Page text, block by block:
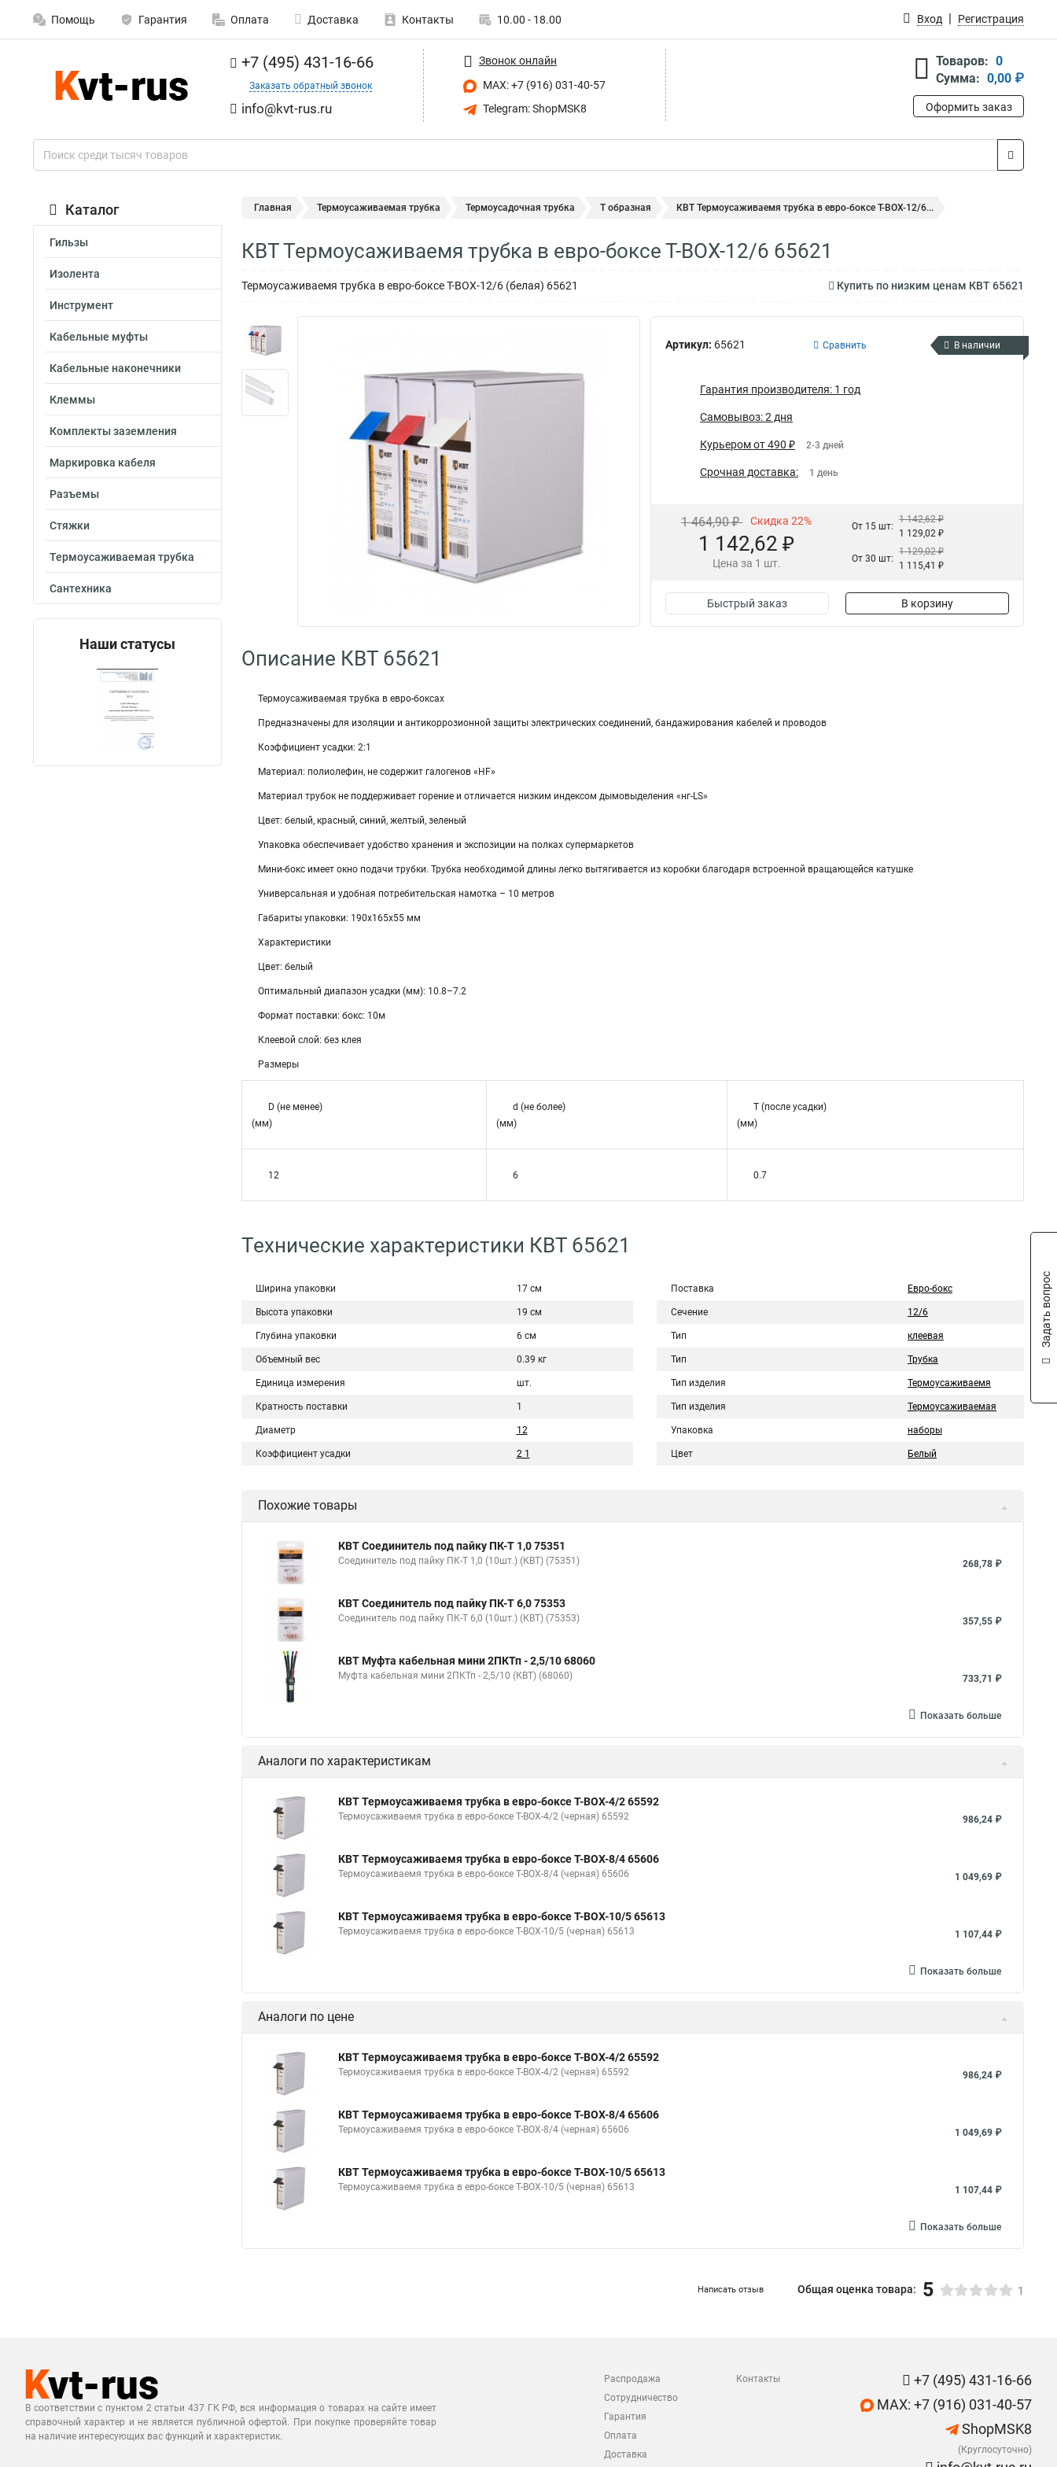
Помощь Гарантия Оплата Доставка Контакты 10.00 - 18.00 Вход Регистрация
+7 (495) 431-16-66
Заказать обратный звонок
info@kvt-rus.ru
Звонок онлайн
MAX: +7 (916) 031-40-57
Telegram: ShopMSK8
Товаров: 0
Сумма: 0,00 ₽
Оформить заказ
Каталог
Гильзы
Изолента
Инструмент
Кабельные муфты
Кабельные наконечники
Клеммы
Комплекты заземления
Маркировка кабеля
Разъемы
Стяжки
Термоусаживаемая трубка
Сантехника
Наши статусы
Главная Термоусаживаемая трубка Термоусадочная трубка Т образная КВТ Термоусаживаемя трубка в евро-боксе Т-BOX-12/6...
КВТ Термоусаживаемя трубка в евро-боксе Т-BOX-12/6 65621
Термоусаживаемя трубка в евро-боксе Т-BOX-12/6 (белая) 65621 Купить по низким ценам КВТ 65621
Артикул: 65621 Сравнить В наличии
Гарантия производителя: 1 год
Самовывоз: 2 дня
Курьером от 490 ₽ 2-3 дней
Срочная доставка: 1 день
1 464,90 ₽ Скидка 22%
1 142,62 ₽
Цена за 1 шт.
От 15 шт:
1 142,62 ₽
1 129,02 ₽
От 30 шт:
1 129,02 ₽
1 115,41 ₽
Быстрый заказ В корзину
Описание КВТ 65621
Термоусаживаемая трубка в евро-боксах
Предназначены для изоляции и антикоррозионной защиты электрических соединений, бандажирования кабелей и проводов
Коэффициент усадки: 2:1
Материал: полиолефин, не содержит галогенов «HF»
Материал трубок не поддерживает горение и отличается низким индексом дымовыделения «нг-LS»
Цвет: белый, красный, синий, желтый, зеленый
Упаковка обеспечивает удобство хранения и экспозиции на полках супермаркетов
Мини-бокс имеет окно подачи трубки. Трубка необходимой длины легко вытягивается из коробки благодаря встроенной вращающейся катушке
Универсальная и удобная потребительская намотка – 10 метров
Габариты упаковки: 190х165х55 мм
Характеристики
Цвет: белый
Оптимальный диапазон усадки (мм): 10.8–7.2
Формат поставки: бокс: 10м
Клеевой слой: без клея
Размеры
D (не менее)
(мм)
d (не более)
(мм)
T (после усадки)
(мм)
12 6 0.7
Технические характеристики КВТ 65621
Ширина упаковки 17 см
Высота упаковки 19 см
Глубина упаковки 6 см
Объемный вес 0.39 кг
Единица измерения шт.
Кратность поставки 1
Диаметр 12
Коэффициент усадки 2 1
Поставка Евро-бокс
Сечение 12/6
Тип клеевая
Тип Трубка
Тип изделия Термоусаживаемя
Тип изделия Термоусаживаемая
Упаковка наборы
Цвет Белый
Похожие товары
КВТ Соединитель под пайку ПК-Т 1,0 75351
Соединитель под пайку ПК-Т 1,0 (10шт.) (КВТ) (75351) 268,78 ₽
КВТ Соединитель под пайку ПК-Т 6,0 75353
Соединитель под пайку ПК-Т 6,0 (10шт.) (КВТ) (75353) 357,55 ₽
КВТ Муфта кабельная мини 2ПКТп - 2,5/10 68060
Муфта кабельная мини 2ПКТп - 2,5/10 (КВТ) (68060) 733,71 ₽
Показать больше
Аналоги по характеристикам
КВТ Термоусаживаемя трубка в евро-боксе Т-BOX-4/2 65592
Термоусаживаемя трубка в евро-боксе Т-BOX-4/2 (черная) 65592 986,24 ₽
КВТ Термоусаживаемя трубка в евро-боксе Т-BOX-8/4 65606
Термоусаживаемя трубка в евро-боксе Т-BOX-8/4 (черная) 65606 1 049,69 ₽
КВТ Термоусаживаемя трубка в евро-боксе Т-BOX-10/5 65613
Термоусаживаемя трубка в евро-боксе Т-BOX-10/5 (черная) 65613 1 107,44 ₽
Показать больше
Аналоги по цене
КВТ Термоусаживаемя трубка в евро-боксе Т-BOX-4/2 65592
Термоусаживаемя трубка в евро-боксе Т-BOX-4/2 (черная) 65592 986,24 ₽
КВТ Термоусаживаемя трубка в евро-боксе Т-BOX-8/4 65606
Термоусаживаемя трубка в евро-боксе Т-BOX-8/4 (черная) 65606 1 049,69 ₽
КВТ Термоусаживаемя трубка в евро-боксе Т-BOX-10/5 65613
Термоусаживаемя трубка в евро-боксе Т-BOX-10/5 (черная) 65613 1 107,44 ₽
Показать больше
Написать отзыв Общая оценка товара: 5 1
В соответствии с пунктом 2 статьи 437 ГК РФ, вся информация о товарах на сайте имеет
справочный характер и не является публичной офертой. При покупке проверяйте товар
на наличие интересующих вас функций и характеристик.
Распродажа
Сотрудничество
Гарантия
Оплата
Доставка
Контакты
+7 (495) 431-16-66
MAX: +7 (916) 031-40-57
ShopMSK8
(Круглосуточно)
Задать вопрос